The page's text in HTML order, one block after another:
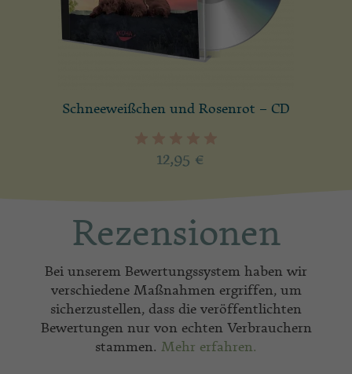
Schneeweißchen und Rosenrot – CD
12,95 €
Rezensionen
Bei unserem Bewertungssystem haben wir
verschiedene Maßnahmen ergriffen, um
sicherzustellen, dass die veröffentlichten
Bewertungen nur von echten Verbrauchern
stammen. Mehr erfahren.